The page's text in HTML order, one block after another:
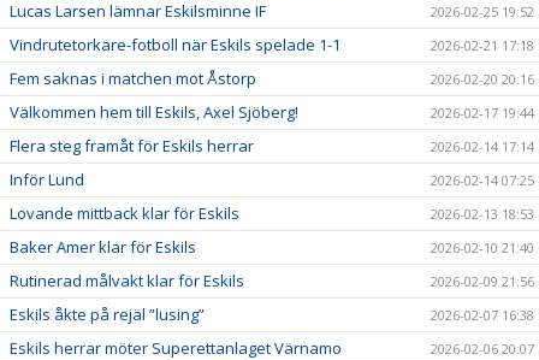
Lucas Larsen lämnar Eskilsminne IF 2026-02-25 19:52
Vindrutetorkare-fotboll när Eskils spelade 1-1 2026-02-21 17:18
Fem saknas i matchen mot Åstorp 2026-02-20 20:16
Välkommen hem till Eskils, Axel Sjöberg! 2026-02-17 19:44
Flera steg framåt för Eskils herrar 2026-02-14 17:14
Inför Lund 2026-02-14 07:25
Lovande mittback klar för Eskils 2026-02-13 18:53
Baker Amer klar för Eskils 2026-02-10 21:40
Rutinerad målvakt klar för Eskils 2026-02-09 21:56
Eskils åkte på rejäl ”lusing” 2026-02-07 16:38
Eskils herrar möter Superettanlaget Värnamo 2026-02-06 20:07